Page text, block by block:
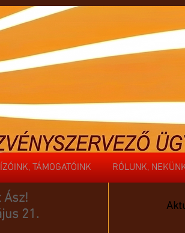
TÁMOGATÓINK RÓLUNK,
21.
TÁMOGATÓINK RÓLUNK,